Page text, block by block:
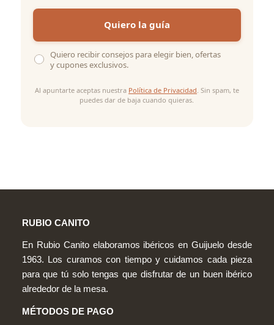
Quiero la guía
Quiero recibir consejos para elegir bien, ofertas
y cupones exclusivos.
Al apuntarte aceptas nuestra Política de Privacidad . Sin spam, te
puedes dar de baja cuando quieras.
RUBIO CANITO
En Rubio Canito elaboramos ibéricos en Guijuelo desde
1963. Los curamos con tiempo y cuidamos cada pieza
para que tú solo tengas que disfrutar de un buen ibérico
alrededor de la mesa.
MÉTODOS DE PAGO